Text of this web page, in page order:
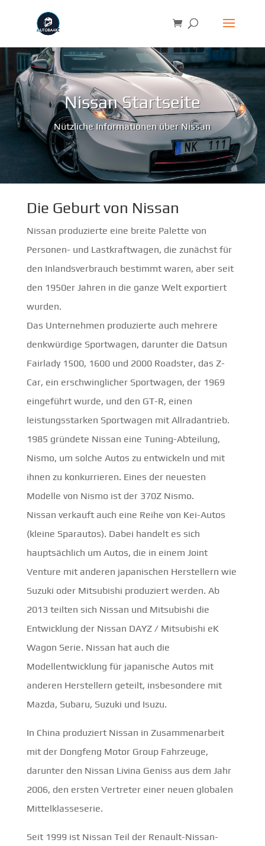
Nissan Startseite
Nützliche Informationen über Nissan
Die Geburt von Nissan
Nissan produzierte eine breite Palette von
Personen- und Lastkraftwagen, die zunächst für
den Inlandsverbrauch bestimmt waren, aber seit
den 1950er Jahren in die ganze Welt exportiert
wurden.
Das Unternehmen produzierte auch mehrere
denkwürdige Sportwagen, darunter die Datsun
Fairlady 1500, 1600 und 2000 Roadster, das Z-
Car, ein erschwinglicher Sportwagen, der 1969
eingeführt wurde, und den GT-R, einen
leistungsstarken Sportwagen mit Allradantrieb.
1985 gründete Nissan eine Tuning-Abteilung,
Nismo, um solche Autos zu entwickeln und mit
ihnen zu konkurrieren. Eines der neuesten
Modelle von Nismo ist der 370Z Nismo.
Nissan verkauft auch eine Reihe von Kei-Autos
(kleine Sparautos). Dabei handelt es sich
hauptsächlich um Autos, die in einem Joint
Venture mit anderen japanischen Herstellern wie
Suzuki oder Mitsubishi produziert werden. Ab
2013 teilten sich Nissan und Mitsubishi die
Entwicklung der Nissan DAYZ / Mitsubishi eK
Wagon Serie. Nissan hat auch die
Modellentwicklung für japanische Autos mit
anderen Herstellern geteilt, insbesondere mit
Mazda, Subaru, Suzuki und Isuzu.
In China produziert Nissan in Zusammenarbeit
mit der Dongfeng Motor Group Fahrzeuge,
darunter den Nissan Livina Geniss aus dem Jahr
2006, den ersten Vertreter einer neuen globalen
Mittelklasseserie.
Seit 1999 ist Nissan Teil der Renault-Nissan-